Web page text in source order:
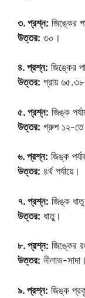
৩. প্রশ্ন: জিঙ্কের
উত্তর: ৩০।
৪. প্রশ্ন: জিঙ্কের
উত্তর: প্রায়
৫. প্রশ্ন: জিঙ্ক
উত্তর: গ্রুপ ১২-
৬. প্রশ্ন: জিঙ্ক
উত্তর: ৪র্থ পর্যায়ে।
৭. প্রশ্ন: জিঙ্ক
উত্তর: ধাতু।
৮. প্রশ্ন: জিঙ্কের
উত্তর: নীলাভ-সাদা।
৯. প্রশ্ন: জিঙ্ক